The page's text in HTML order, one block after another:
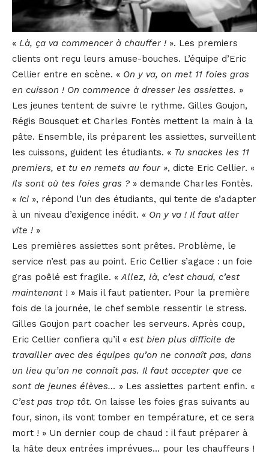
« Là, ça va commencer à chauffer ! ». Les premiers
clients ont reçu leurs amuse-bouches. L’équipe d’Eric
Cellier entre en scène. « On y va, on met 11 foies gras
en cuisson ! On commence à dresser les assiettes. »
Les jeunes tentent de suivre le rythme. Gilles Goujon,
Régis Bousquet et Charles Fontès mettent la main à la
pâte. Ensemble, ils préparent les assiettes, surveillent
les cuissons, guident les étudiants. « Tu snackes les 11
premiers, et tu en remets au four », dicte Eric Cellier. «
Ils sont où tes foies gras ? » demande Charles Fontès.
« Ici », répond l’un des étudiants, qui tente de s’adapter
à un niveau d’exigence inédit. « On y va ! Il faut aller
vite ! »
Les premières assiettes sont prêtes. Problème, le
service n’est pas au point. Eric Cellier s’agace : un foie
gras poêlé est fragile. «Allez, là, c’est chaud, c’est
maintenant! » Mais il faut patienter. Pour la première
fois de la journée, le chef semble ressentir le stress.
Gilles Goujon part coacher les serveurs. Après coup,
Eric Cellier confiera qu’il « est bien plus difficile de
travailler avec des équipes qu’on ne connaît pas, dans
un lieu qu’on ne connaît pas. Il faut accepter que ce
sont de jeunes élèves… » Les assiettes partent enfin. «
C’est pas trop tôt. On laisse les foies gras suivants au
four, sinon, ils vont tomber en température, et ce sera
mort ! » Un dernier coup de chaud : il faut préparer à
la hâte deux entrées imprévues… pour les chauffeurs !